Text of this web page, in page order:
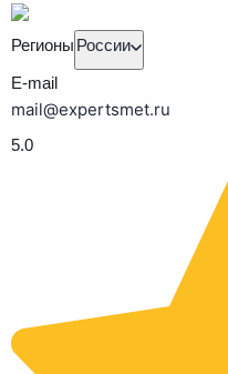
Регионы России
E-mail
mail@expertsmet.ru
5.0